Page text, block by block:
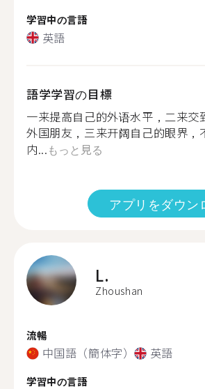
学習中の言語
英語
語学学習の目標
一来提高自己的外语水平，二来交
外国朋友，三来开阔自己的眼界，
内...もっと見る
アプリをダウン
L.
Zhoushan
流暢
中国語（簡体字） 英語
学習中の言語